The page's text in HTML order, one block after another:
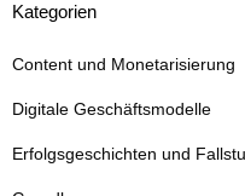
Kategorien
Content und Monetarisierung
Digitale Geschäftsmodelle
Erfolgsgeschichten und